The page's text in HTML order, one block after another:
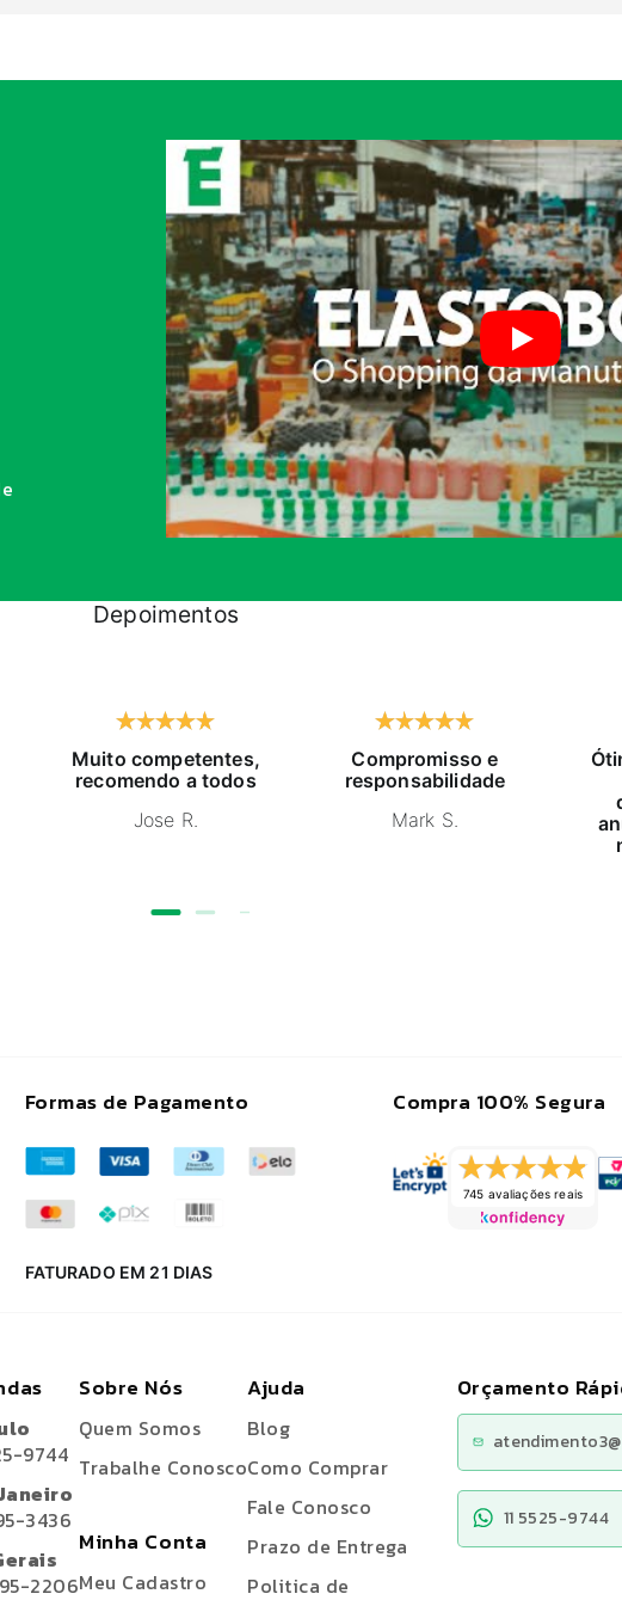
Depoimentos
Muito competentes,
recomendo a todos
Jose R.
Compromisso e
responsabilidade
Mark S.
Formas de Pagamento
FATURADO EM 21 DIAS
Compra 100% Segura
745 avaliações reais
9744
3436
2206
Sobre Nós
Quem Somos
Trabalhe Conosco
Minha Conta
Meu Cadastro
Ajuda
Blog
Como Comprar
Fale Conosco
Prazo de Entrega
Politica de
Orçamento
11 5525-9744